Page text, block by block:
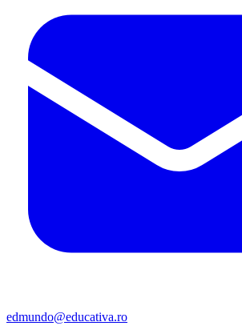
edmundo@educativa.ro